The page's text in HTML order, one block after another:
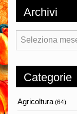
Archivi
Archivi
Categorie
Agricoltura(64)